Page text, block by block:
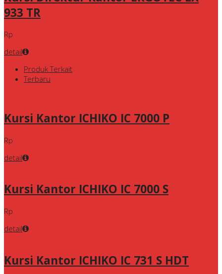
933 TR
Rp
detail
Produk Terkait
Terbaru
Kursi Kantor ICHIKO IC 7000 P
Rp
detail
Kursi Kantor ICHIKO IC 7000 S
Rp
detail
Kursi Kantor ICHIKO IC 731 S HDT